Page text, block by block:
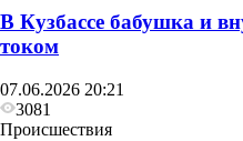
В Кузбассе бабушка и
током
07.06.2026 20:21
3081
Происшествия